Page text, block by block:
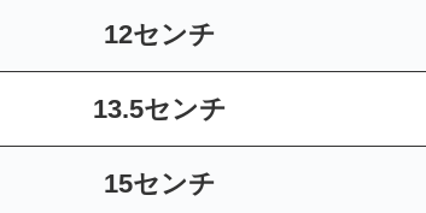
12センチ
13.5センチ
15センチ